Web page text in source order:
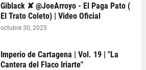
Giblack ✘ @JoeArroyo - El Paga Pato (
El Trato Coleto) | Video Oficial
octubre 30, 2025
Imperio de Cartagena | Vol. 19 | "La
Cantera del Flaco Iriarte"